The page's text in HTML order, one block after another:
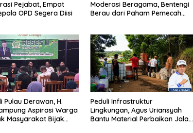
Pejabat, Empat
OPD Segera Diisi
Moderasi Beragama, Bentengi
Berau dari Paham Pemecah
Pulau Derawan, H.
Aspirasi Warga
Masyarakat Bijak
Peduli Infrastruktur
Lingkungan, Agus Uriansyah
Bantu Material Perbaikan Jalan